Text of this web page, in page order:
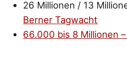
26 Millionen / 13
Berner Tagwacht
66.000 bis 8 Millionen